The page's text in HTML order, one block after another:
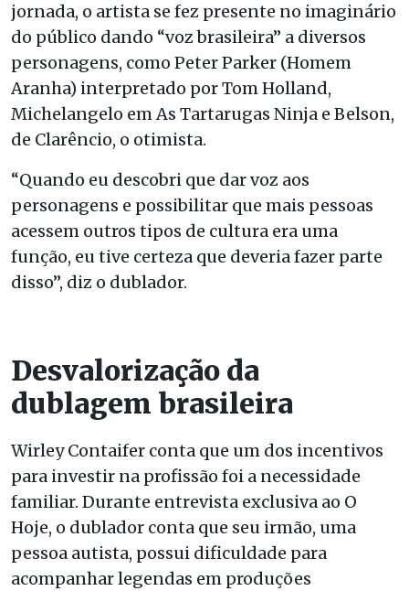
jornada, o artista se fez presente no imaginário
do público dando “voz brasileira” a diversos
personagens, como Peter Parker (Homem
Aranha) interpretado por Tom Holland,
Michelangelo em As Tartarugas Ninja e Belson,
de Clarêncio, o otimista.
“Quando eu descobri que dar voz aos
personagens e possibilitar que mais pessoas
acessem outros tipos de cultura era uma
função, eu tive certeza que deveria fazer parte
disso”, diz o dublador.
Desvalorização da
dublagem brasileira
Wirley Contaifer conta que um dos incentivos
para investir na profissão foi a necessidade
familiar. Durante entrevista exclusiva ao O
Hoje, o dublador conta que seu irmão, uma
pessoa autista, possui dificuldade para
acompanhar legendas em produções